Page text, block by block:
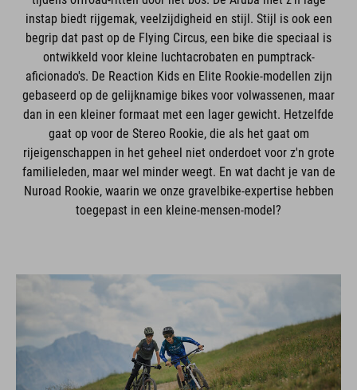
instap biedt rijgemak, veelzijdigheid en stijl. Stijl is ook een
begrip dat past op de Flying Circus, een bike die speciaal is
ontwikkeld voor kleine luchtacrobaten en pumptrack-
aficionado's. De Reaction Kids en Elite Rookie-modellen zijn
gebaseerd op de gelijknamige bikes voor volwassenen, maar
dan in een kleiner formaat met een lager gewicht. Hetzelfde
gaat op voor de Stereo Rookie, die als het gaat om
rijeigenschappen in het geheel niet onderdoet voor z'n grote
familieleden, maar wel minder weegt. En wat dacht je van de
Nuroad Rookie, waarin we onze gravelbike-expertise hebben
toegepast in een kleine-mensen-model?